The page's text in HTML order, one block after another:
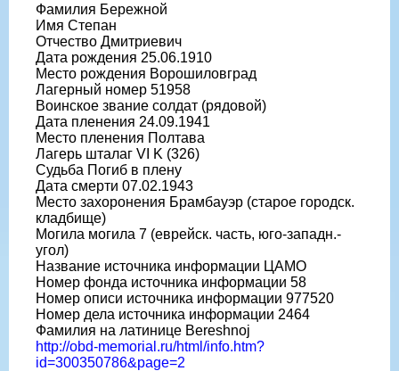
Фамилия Бережной
Имя Степан
Отчество Дмитриевич
Дата рождения 25.06.1910
Место рождения Ворошиловград
Лагерный номер 51958
Воинское звание солдат (рядовой)
Дата пленения 24.09.1941
Место пленения Полтава
Лагерь шталаг VI K (326)
Судьба Погиб в плену
Дата смерти 07.02.1943
Место захоронения Брамбауэр (старое городск.
кладбище)
Могила могила 7 (еврейск. часть, юго-западн.-
угол)
Название источника информации ЦАМО
Номер фонда источника информации 58
Номер описи источника информации 977520
Номер дела источника информации 2464
Фамилия на латинице Bereshnoj
http://obd-memorial.ru/html/info.htm?
id=300350786&page=2